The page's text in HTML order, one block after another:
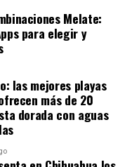
Melate:
para elegir y
las mejores playas
más de 20
dorada con aguas